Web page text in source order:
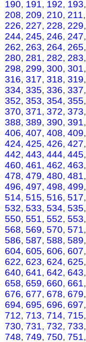
190, 191, 192, 193,
208, 209, 210, 211,
226, 227, 228, 229,
244, 245, 246, 247,
262, 263, 264, 265,
280, 281, 282, 283,
298, 299, 300, 301,
316, 317, 318, 319,
334, 335, 336, 337,
352, 353, 354, 355,
370, 371, 372, 373,
388, 389, 390, 391,
406, 407, 408, 409,
424, 425, 426, 427,
442, 443, 444, 445,
460, 461, 462, 463,
478, 479, 480, 481,
496, 497, 498, 499,
514, 515, 516, 517,
532, 533, 534, 535,
550, 551, 552, 553,
568, 569, 570, 571,
586, 587, 588, 589,
604, 605, 606, 607,
622, 623, 624, 625,
640, 641, 642, 643,
658, 659, 660, 661,
676, 677, 678, 679,
694, 695, 696, 697,
712, 713, 714, 715,
730, 731, 732, 733,
748, 749, 750, 751,